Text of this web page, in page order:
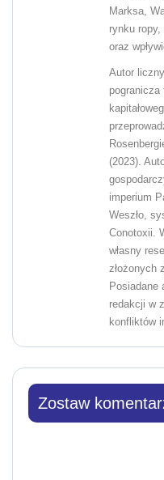
Marksa,
rynku
oraz
Autor
pogranicza
(2023).
imperium
Weszło,
Conotoxii.
własny
złożonych
Posiadane
redakcji w
konfliktów
Zostaw